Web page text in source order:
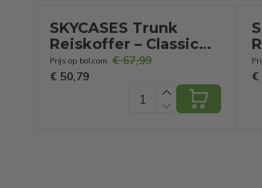
SKYCASES Trunk
Reiskoffer – Classic
Heritage – Extra Grote
Koffer – 110L – TSA
Slot – Lichtgewicht
Trolley – 78x44x36
Prijs op bol.com € 67,99
€ 50,79
€